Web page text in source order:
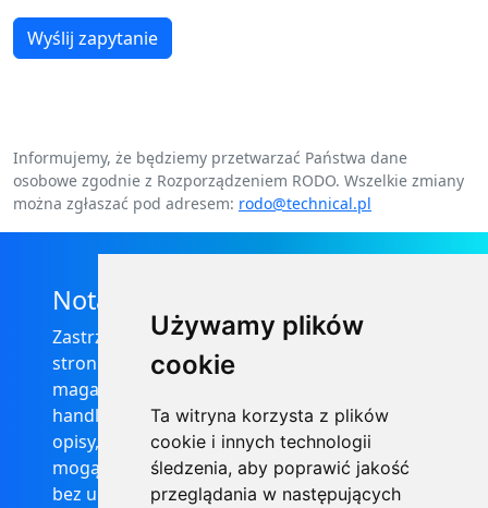
Używamy plików
cookie
Ta witryna korzysta z plików
cookie i innych technologii
śledzenia, aby poprawić jakość
przeglądania w następujących
Wyślij zapytanie
Informujemy, że będziemy przetwarzać Państwa dane
osobowe zgodnie z Rozporządzeniem RODO. Wszelkie zmiany
można zgłaszać pod adresem: rodo@technical.pl
Nota prawna
Zastrzega się, że informacje zamieszczone na
stronie internetowej https://informator-
magazynowy.technical.pl/ nie stanowią oferty
handlowej w rozumieniu prawa, ponadto
opisy, dane techniczne i pozostałe informacje
mogą ulec zmianie bez podania przyczyny i
bez uprzedzenia.